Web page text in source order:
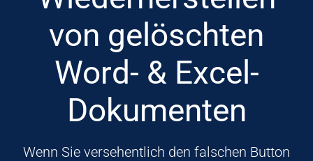
von gelöschten
Word- & Excel-
Dokumenten
Wenn Sie versehentlich den falschen Button